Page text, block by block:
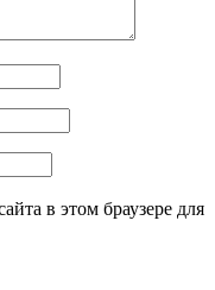
в этом браузере для